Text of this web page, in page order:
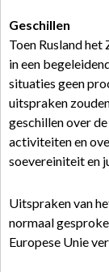
Geschillen
Toen Rusland
in een
situaties geen
uitspraken
geschillen over
activiteiten en
soevereiniteit en
Uitspraken van
normaal
Europese Unie